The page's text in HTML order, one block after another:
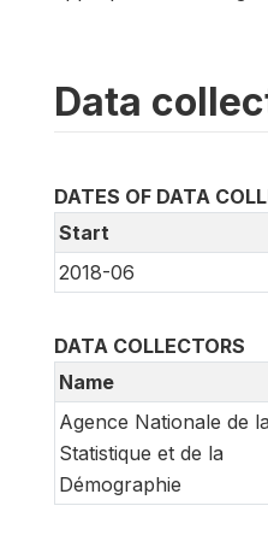
Data
DATES OF DATA
Start
2018-06
DATA COLLECTORS
Name
Agence Nationale de la
Statistique et de la
Démographie